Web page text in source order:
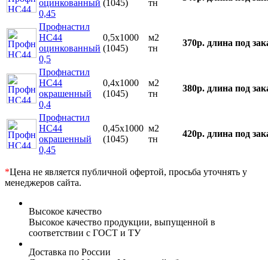
оцинкованный
0,45
(1045) тн
Профнастил
НС44
оцинкованный
0,5
0,5х1000
(1045)
м2
тн
370р. длина под
Профнастил
НС44
окрашенный
0,4
0,4х1000
(1045)
м2
тн
380р. длина под
Профнастил
НС44
окрашенный
0,45
0,45х1000
(1045)
м2
тн
420р. длина под
*Цена не является публичной офертой, просьба уточнять у
менеджеров сайта.
Высокое качество
Высокое качество продукции, выпущенной в
соответствии с ГОСТ и ТУ
Доставка по России